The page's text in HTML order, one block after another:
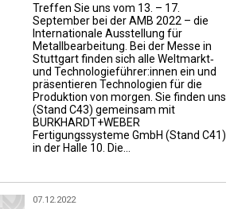
Treffen Sie uns vom 13. – 17.
September bei der AMB 2022 – die
Internationale Ausstellung für
Metallbearbeitung. Bei der Messe in
Stuttgart finden sich alle Weltmarkt‐
und Technologieführer:innen ein und
präsentieren Technologien für die
Produktion von morgen. Sie finden uns
(Stand C43) gemeinsam mit
BURKHARDT+WEBER
Fertigungssysteme GmbH (Stand C41)
in der Halle 10. Die…
07.12.2022